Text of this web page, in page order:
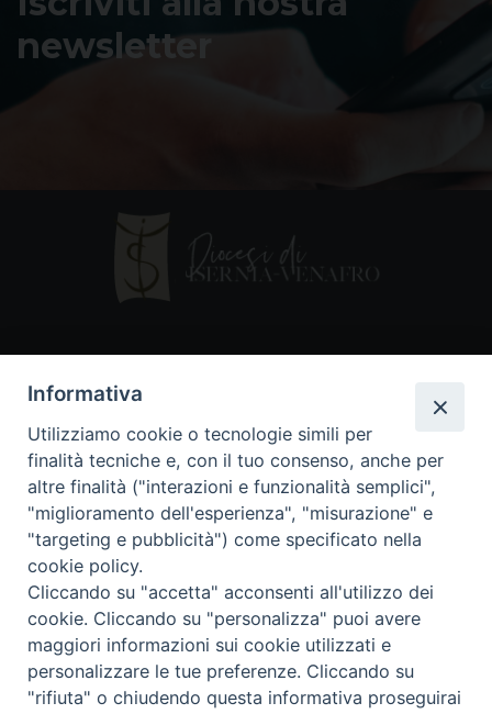
newsletter
86170 Isernia
086550849
segreteria@diocesiiserniavenafro.it
I nostri social
Copyright © 2018 - Diocesi di Isernia-Venafro (C.F.
90008750946). Riproduzione solo con permesso.
Tutti i diritti sono riservati
Informativa
Utilizziamo cookie o tecnologie simili per
finalità tecniche e, con il tuo consenso, anche per
altre finalità ("interazioni e funzionalità semplici",
"miglioramento dell'esperienza", "misurazione" e
"targeting e pubblicità") come specificato nella
cookie policy.
Cliccando su "accetta" acconsenti all'utilizzo dei
cookie. Cliccando su "personalizza" puoi avere
maggiori informazioni sui cookie utilizzati e
personalizzare le tue preferenze. Cliccando su
"rifiuta" o chiudendo questa informativa proseguirai